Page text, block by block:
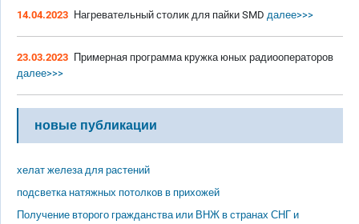
14.04.2023 Нагревательный столик для пайки SMD далее>>>
23.03.2023 Примерная программа кружка юных радиооператоров
далее>>>
новые публикации
хелат железа для растений
подсветка натяжных потолков в прихожей
Получение второго гражданства или ВНЖ в странах СНГ и